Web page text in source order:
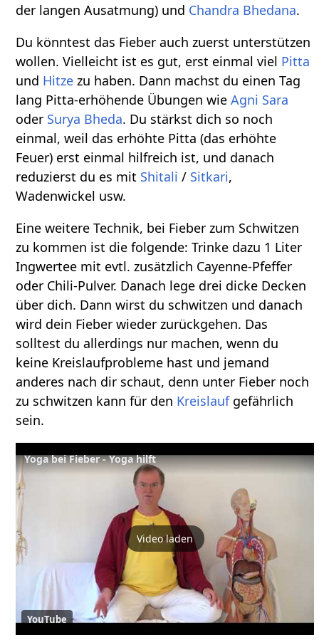
der langen Ausatmung) und Chandra Bhedana.
Du könntest das Fieber auch zuerst unterstützen
wollen. Vielleicht ist es gut, erst einmal viel Pitta
und Hitze zu haben. Dann machst du einen Tag
lang Pitta-erhöhende Übungen wieAgni Sara
oder Surya Bheda. Du stärkst dich so noch
einmal, weil das erhöhte Pitta (das erhöhte
Feuer) erst einmal hilfreich ist, und danach
reduzierst du es mit Shitali / Sitkari,
Wadenwickel usw.
Eine weitere Technik, bei Fieber zum Schwitzen
zu kommen ist die folgende: Trinke dazu 1 Liter
Ingwertee mit evtl. zusätzlich Cayenne-Pfeffer
oder Chili-Pulver. Danach lege drei dicke Decken
über dich. Dann wirst du schwitzen und danach
wird dein Fieber wieder zurückgehen. Das
solltest du allerdings nur machen, wenn du
keine Kreislaufprobleme hast und jemand
anderes nach dir schaut, denn unter Fieber noch
zu schwitzen kann für den Kreislaufgefährlich
sein.
Yoga bei Fieber - Yoga hilft
Video laden
YouTube